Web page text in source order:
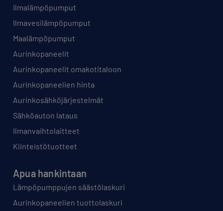
Ilmalämpöpumput
Ilmavesilämpöpumput
Maalämpöpumput
Aurinkopaneelit
Aurinkopaneelit omakotitaloon
Aurinkopaneelien hinta
Aurinkosähköjärjestelmät
Sähköauton lataus
Ilmanvaihtolaitteet
Kiinteistötuotteet
Apua hankintaan
Lämpöpumppujen säästölaskuri
Aurinkopaneelien tuottolaskuri